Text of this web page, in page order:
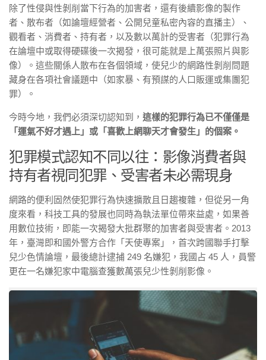
除了性侵與性剝削當下行為的加害者，還有後續影像的製作
者、散布者（如論壇經營者、公開兒童私密內容的直播主）、
觀看者、消費者、持有者，以及數以萬計的受害者（犯罪行為
在論壇中或取得硬碟後一次揭發，很可能就是上萬張照片與影
像）。這些關係人散布在各個領域，使兒少的網路性剝削問題
藏身在各項社會議題中（如家暴、有預謀的人口販運或集團犯
罪）。
今時今地，我們必須深切認知到， 這樣的犯罪行為已不僅僅是
「運氣不好才遇上」或「喜歡上網聊天才會發生」的個案。
犯罪模式認知不同以往：影像消費者與
持有者視同犯罪、受害者未必需現身
網路的便利固然使犯罪行為快速擴散且日趨複雜，但從另一角
度來看，科技工具的發展也同時為執法單位帶來益處，如果善
用數位技術，即能一次揭發大批群聚的加害者與受害者。2013
年，臺灣即和國外警方合作「天使專案」，首次跨國聯手打擊
兒少色情論壇，最後總計逮捕 249 名嫌犯，我國占 45 人，員警
更在一名嫌犯家中電腦查獲數萬張兒少性剝削影像。